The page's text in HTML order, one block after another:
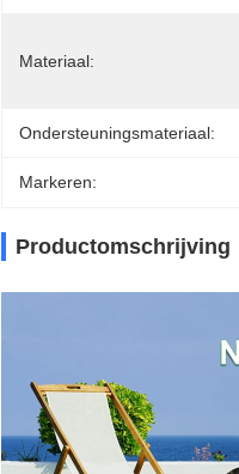
Materiaal:
Ondersteuningsmateriaal:
Markeren:
Productomschrijving